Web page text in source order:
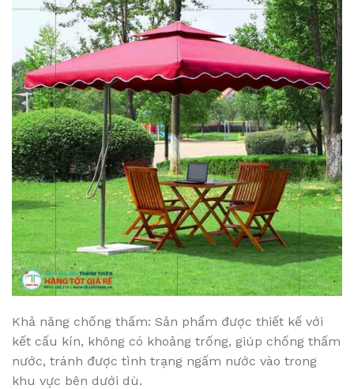
Khả năng chống thấm: Sản phẩm được thiết kế với
kết cấu kín, không có khoảng trống, giúp chống thấm
nước, tránh được tình trạng ngấm nước vào trong
khu vực bên dưới dù.